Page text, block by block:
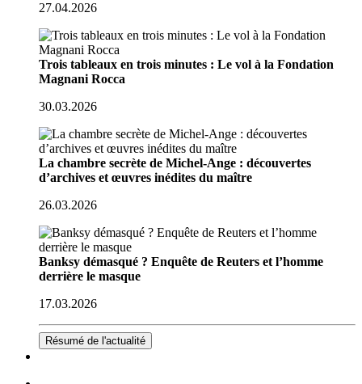
27.04.2026
Trois tableaux en trois minutes : Le vol à la Fondation
Magnani Rocca
30.03.2026
La chambre secrète de Michel-Ange : découvertes
d’archives et œuvres inédites du maître
26.03.2026
Banksy démasqué ? Enquête de Reuters et l’homme
derrière le masque
17.03.2026
Résumé de l'actualité